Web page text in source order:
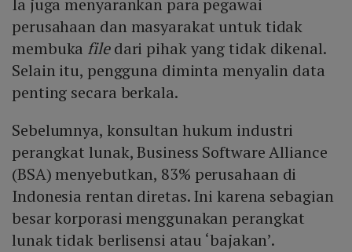
Ia juga menyarankan para pegawai
perusahaan dan masyarakat untuk tidak
membuka filedari pihak yang tidak dikenal.
Selain itu, pengguna diminta menyalin data
penting secara berkala.
Sebelumnya, konsultan hukum industri
perangkat lunak, Business Software Alliance
(BSA) menyebutkan, 83% perusahaan di
Indonesia rentan diretas. Ini karena sebagian
besar korporasi menggunakan perangkat
lunak tidak berlisensi atau ‘bajakan’.